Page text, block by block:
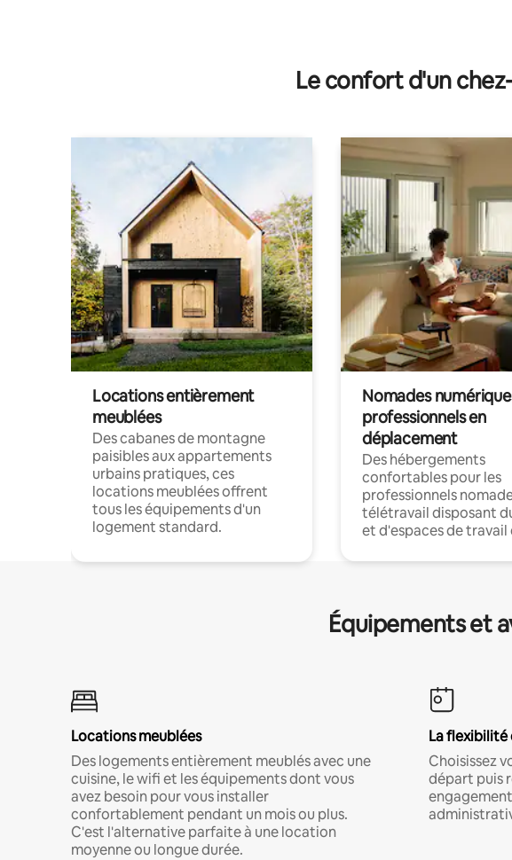
Le confort d'un
Locations entièrement
meublées
Des cabanes de montagne
paisibles aux appartements
urbains pratiques, ces
locations meublées offrent
tous les équipements d'un
logement standard.
Nomades
professionnels en
déplacement
Des hébergements
confortables pour les
professionnels
télétravail disposant
et d'espaces de travail
Équipements et
Locations meublées
Des logements entièrement meublés avec une
cuisine, le wifi et les équipements dont vous
avez besoin pour vous installer
confortablement pendant un mois ou plus.
C'est l'alternative parfaite à une location
moyenne ou longue durée.
La flexibilité
Choisissez
départ puis